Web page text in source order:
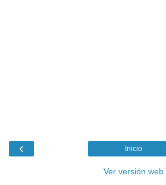
‹ Inicio
Ver versión web